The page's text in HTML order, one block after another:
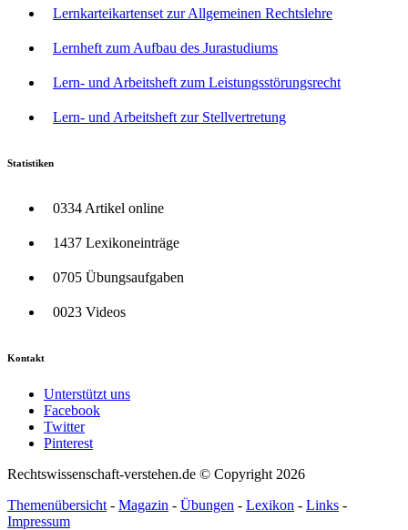
Lernkarteikartenset zur Allgemeinen Rechtslehre
Lernheft zum Aufbau des Jurastudiums
Lern- und Arbeitsheft zum Leistungsstörungsrecht
Lern- und Arbeitsheft zur Stellvertretung
Statistiken
0334 Artikel online
1437 Lexikoneinträge
0705 Übungsaufgaben
0023 Videos
Kontakt
Unterstützt uns
Facebook
Twitter
Pinterest
Rechtswissenschaft-verstehen.de © Copyright 2026
Themenübersicht - Magazin - Übungen - Lexikon - Links -
Impressum